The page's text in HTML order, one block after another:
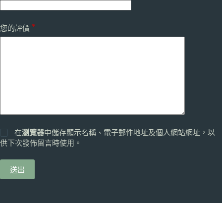
您的評價 *
在瀏覽器中儲存顯示名稱、電子郵件地址及個人網站網址，以
供下次發佈留言時使用。
送出